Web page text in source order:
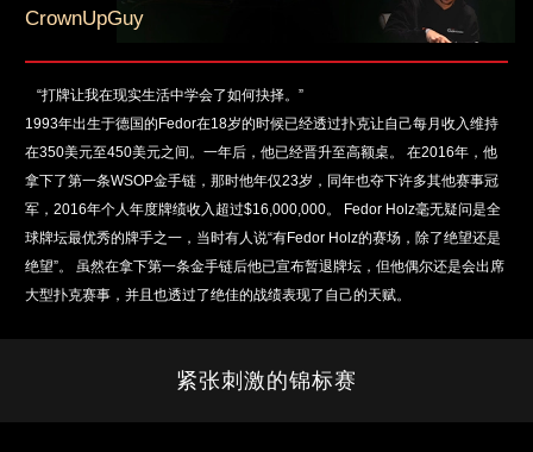
CrownUpGuy
“打牌让我在现实生活中学会了如何抉择。”
1993年出生于德国的Fedor在18岁的时候已经透过扑克让自己每月收入维持
在350美元至450美元之间。一年后，他已经晋升至高额桌。 在2016年，他
拿下了第一条WSOP金手链，那时他年仅23岁，同年也夺下许多其他赛事冠
军，2016年个人年度牌绩收入超过$16,000,000。 Fedor Holz毫无疑问是全
球牌坛最优秀的牌手之一，当时有人说“有Fedor Holz的赛场，除了绝望还是
绝望”。 虽然在拿下第一条金手链后他已宣布暂退牌坛，但他偶尔还是会出席
大型扑克赛事，并且也透过了绝佳的战绩表现了自己的天赋。
紧张刺激的锦标赛